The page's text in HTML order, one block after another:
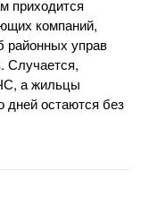
приходится
компаний,
районных управ
Случается,
а жильцы
дней остаются без